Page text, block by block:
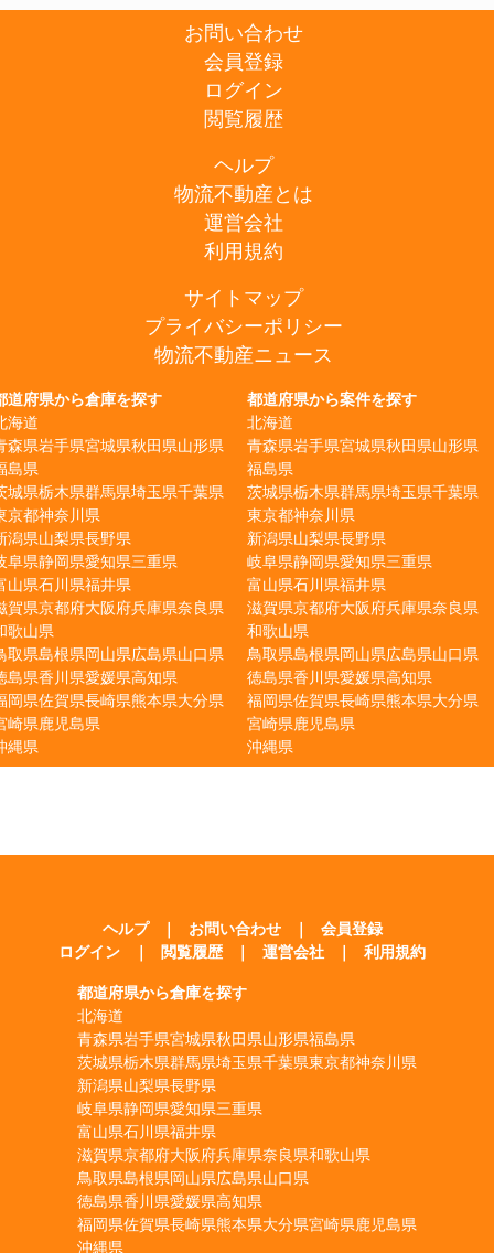
お問い合わせ
会員登録
ログイン
閲覧履歴
ヘルプ
物流不動産とは
運営会社
利用規約
サイトマップ
プライバシーポリシー
物流不動産ニュース
道府県から倉庫を探す
海道
森県岩手県宮城県秋田県山形県
島県
城県栃木県群馬県埼玉県千葉県
京都神奈川県
潟県山梨県長野県
阜県静岡県愛知県三重県
山県石川県福井県
賀県京都府大阪府兵庫県奈良県
歌山県
取県島根県岡山県広島県山口県
島県香川県愛媛県高知県
岡県佐賀県長崎県熊本県大分県
崎県鹿児島県
縄県
都道府県から案件を探す
北海道
青森県岩手県宮城県秋田県山形県
福島県
茨城県栃木県群馬県埼玉県千葉県
東京都神奈川県
新潟県山梨県長野県
岐阜県静岡県愛知県三重県
富山県石川県福井県
滋賀県京都府大阪府兵庫県奈良県
和歌山県
鳥取県島根県岡山県広島県山口県
徳島県香川県愛媛県高知県
福岡県佐賀県長崎県熊本県大分県
宮崎県鹿児島県
沖縄県
ヘルプ ｜ お問い合わせ ｜
会員登録
ログイン
｜ 閲覧履歴 ｜ 運営会社 ｜ 利用規約
都道府県から倉庫を探す
北海道
青森県岩手県宮城県秋田県山形県福島県
茨城県栃木県群馬県埼玉県千葉県東京都神奈川県
新潟県山梨県長野県
岐阜県静岡県愛知県三重県
富山県石川県福井県
滋賀県京都府大阪府兵庫県奈良県和歌山県
鳥取県島根県岡山県広島県山口県
徳島県香川県愛媛県高知県
福岡県佐賀県長崎県熊本県大分県宮崎県鹿児島県
沖縄県